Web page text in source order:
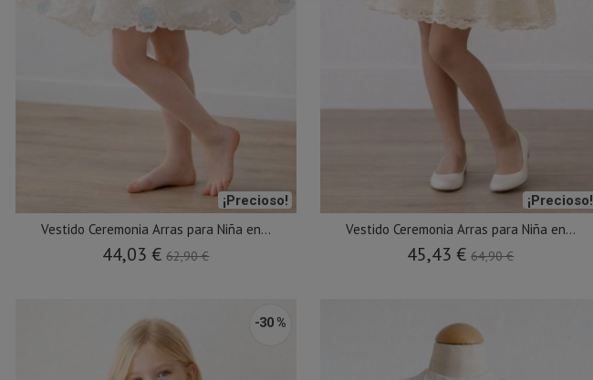
¡Precioso!
Vestido Ceremonia Arras para Niña en...
44,03 €62,90 €
¡Precioso!
Vestido Ceremonia Arras para Niña en...
45,43 €64,90 €
-30 %